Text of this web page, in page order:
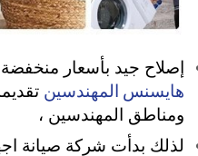
إصلاح جيد بأسعار
هايسنس المهندسين
ومناطق المهندسين ،
لذلك بدأت شركة صيانة